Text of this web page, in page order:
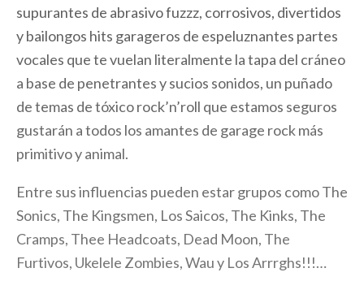
supurantes de abrasivo fuzzz, corrosivos, divertidos
y bailongos hits garageros de espeluznantes partes
vocales que te vuelan literalmente la tapa del cráneo
a base de penetrantes y sucios sonidos, un puñado
de temas de tóxico rock’n’roll que estamos seguros
gustarán a todos los amantes de garage rock más
primitivo y animal.
Entre sus influencias pueden estar grupos como The
Sonics, The Kingsmen, Los Saicos, The Kinks, The
Cramps, Thee Headcoats, Dead Moon, The
Furtivos, Ukelele Zombies, Wau y Los Arrrghs!!!…